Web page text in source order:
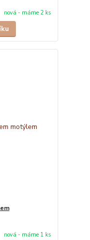
nová - máme 2 ks
nová - máme 1 ks